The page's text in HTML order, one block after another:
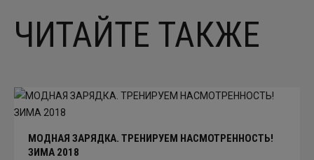
ЧИТАЙТЕ ТАКЖЕ
МОДНАЯ ЗАРЯДКА. ТРЕНИРУЕМ НАСМОТРЕННОСТЬ!
ЗИМА 2018